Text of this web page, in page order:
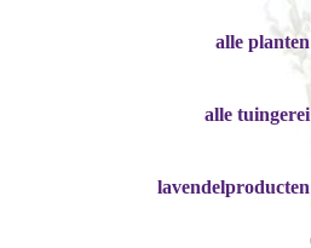
alle planten
alle tuingerei
lavendelproducten